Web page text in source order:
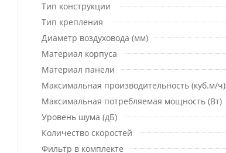
Тип конструкции
Тип крепления
Диаметр воздуховода (мм)
Материал корпуса
Материал панели
Максимальная производительность (куб.м/ч)
Максимальная потребляемая мощность (Вт)
Уровень шума (дБ)
Количество скоростей
Фильтр в комплекте